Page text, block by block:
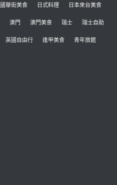
國華街美食 日式料理 日本來台美食
澳門 澳門美食 瑞士 瑞士自助
英國自由行 逢甲美食 青年旅館